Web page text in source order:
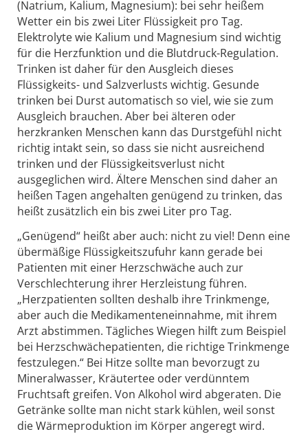
(Natrium, Kalium, Magnesium): bei sehr heißem
Wetter ein bis zwei Liter Flüssigkeit pro Tag.
Elektrolyte wie Kalium und Magnesium sind wichtig
für die Herzfunktion und die Blutdruck-Regulation.
Trinken ist daher für den Ausgleich dieses
Flüssigkeits- und Salzverlusts wichtig. Gesunde
trinken bei Durst automatisch so viel, wie sie zum
Ausgleich brauchen. Aber bei älteren oder
herzkranken Menschen kann das Durstgefühl nicht
richtig intakt sein, so dass sie nicht ausreichend
trinken und der Flüssigkeitsverlust nicht
ausgeglichen wird. Ältere Menschen sind daher an
heißen Tagen angehalten genügend zu trinken, das
heißt zusätzlich ein bis zwei Liter pro Tag.
„Genügend“ heißt aber auch: nicht zu viel! Denn eine
übermäßige Flüssigkeitszufuhr kann gerade bei
Patienten mit einer Herzschwäche auch zur
Verschlechterung ihrer Herzleistung führen.
„Herzpatienten sollten deshalb ihre Trinkmenge,
aber auch die Medikamenteneinnahme, mit ihrem
Arzt abstimmen. Tägliches Wiegen hilft zum Beispiel
bei Herzschwächepatienten, die richtige Trinkmenge
festzulegen.“ Bei Hitze sollte man bevorzugt zu
Mineralwasser, Kräutertee oder verdünntem
Fruchtsaft greifen. Von Alkohol wird abgeraten. Die
Getränke sollte man nicht stark kühlen, weil sonst
die Wärmeproduktion im Körper angeregt wird.